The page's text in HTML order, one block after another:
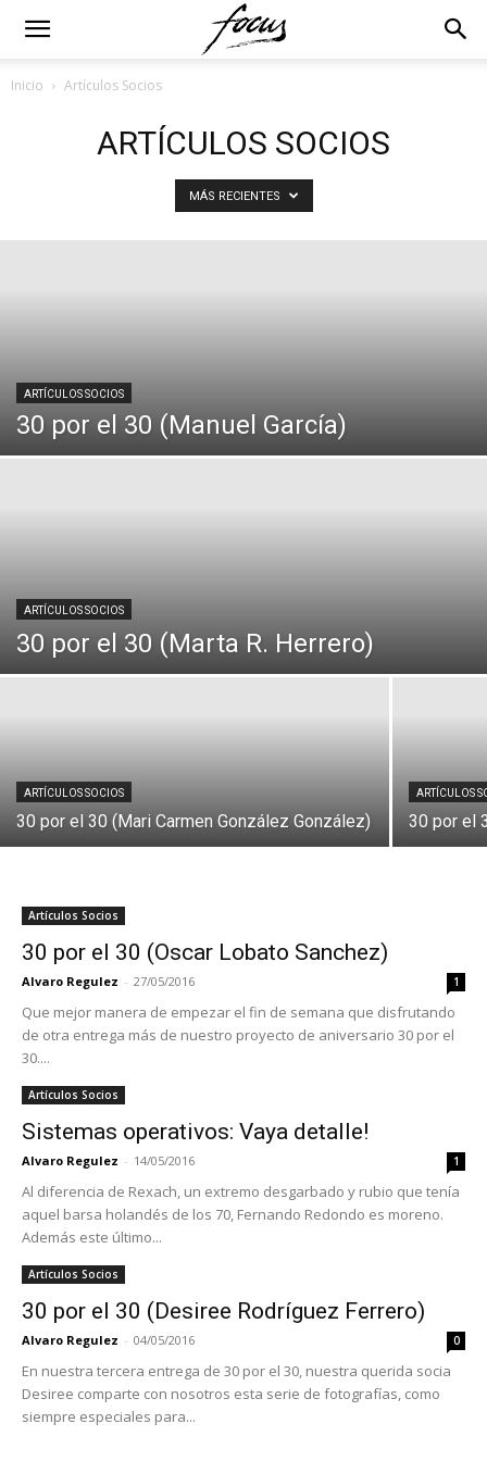
Inicio Artículos Socios
ARTÍCULOS SOCIOS
MÁS RECIENTES
ARTÍCULOS SOCIOS
30 por el 30 (Manuel García)
ARTÍCULOS SOCIOS
30 por el 30 (Marta R. Herrero)
ARTÍCULOS SOCIOS
30 por el 30 (Mari Carmen González González)
ARTÍCULOS
30 por el
Artículos Socios
30 por el 30 (Oscar Lobato Sanchez)
Alvaro Regulez - 27/05/2016 1
Que mejor manera de empezar el fin de semana que disfrutando
de otra entrega más de nuestro proyecto de aniversario 30 por el
30....
Artículos Socios
Sistemas operativos: Vaya detalle!
Alvaro Regulez - 14/05/2016 1
Al diferencia de Rexach, un extremo desgarbado y rubio que tenía
aquel barsa holandés de los 70, Fernando Redondo es moreno.
Además este último...
Artículos Socios
30 por el 30 (Desiree Rodríguez Ferrero)
Alvaro Regulez - 04/05/2016 0
En nuestra tercera entrega de 30 por el 30, nuestra querida socia
Desiree comparte con nosotros esta serie de fotografías, como
siempre especiales para...